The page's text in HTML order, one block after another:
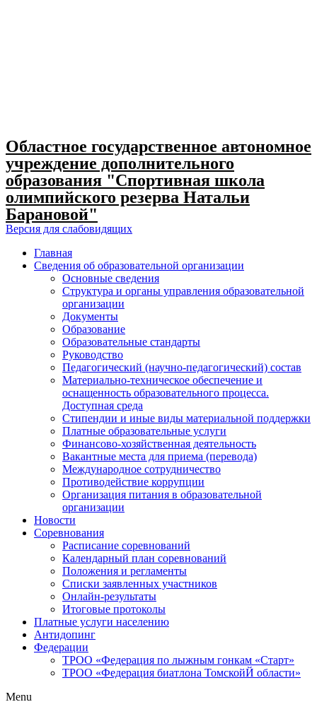
Областное государственное автономное
учреждение дополнительного
образования "Спортивная школа
олимпийского резерва Натальи
Барановой"
Версия для слабовидящих
Главная
Сведения об образовательной организации
Основные сведения
Структура и органы управления образовательной
организации
Документы
Образование
Образовательные стандарты
Руководство
Педагогический (научно-педагогический) состав
Материально-техническое обеспечение и
оснащенность образовательного процесса.
Доступная среда
Стипендии и иные виды материальной поддержки
Платные образовательные услуги
Финансово-хозяйственная деятельность
Вакантные места для приема (перевода)
Международное сотрудничество
Противодействие коррупции
Организация питания в образовательной
организации
Новости
Соревнования
Расписание соревнований
Календарный план соревнований
Положения и регламенты
Списки заявленных участников
Онлайн-результаты
Итоговые протоколы
Платные услуги населению
Антидопинг
Федерации
ТРОО «Федерация по лыжным гонкам «Старт»
ТРОО «Федерация биатлона ТомскойЙ области»
Menu